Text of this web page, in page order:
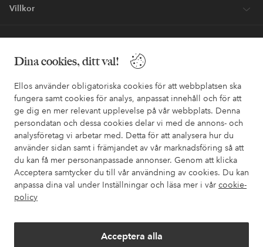
Dina cookies, ditt val!
Ellos använder obligatoriska cookies för att webbplatsen ska
fungera samt cookies för analys, anpassat innehåll och för att
ge dig en mer relevant upplevelse på vår webbplats. Denna
persondatan och dessa cookies delar vi med de annons- och
analysföretag vi arbetar med. Detta för att analysera hur du
använder sidan samt i främjandet av vår marknadsföring så att
du kan få mer personanpassade annonser. Genom att klicka
Acceptera samtycker du till vår användning av cookies. Du kan
anpassa dina val under Inställningar och läsa mer i vår cookie-
policy
Acceptera alla
Villkor
Säkra betalningar - Betala direkt eller dela upp
Vill du veta mer om våra betalalternativ?
elpy elpy